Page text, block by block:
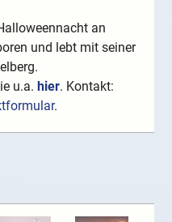
an
und lebt mit seiner
u.a.hier. Kontakt:
.